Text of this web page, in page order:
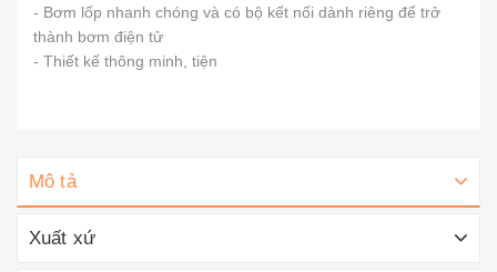
- Bơm lốp nhanh chóng và có bộ kết nối dành riêng để trở
thành bơm điện tử
- Thiết kế thông minh, tiện
Mô tả
Xuất xứ